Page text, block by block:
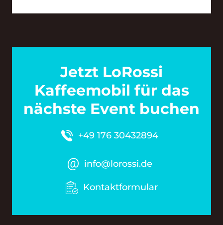
Jetzt LoRossi
Kaffeemobil für das
nächste Event buchen
+49 176 30432894
info@lorossi.de
Kontaktformular